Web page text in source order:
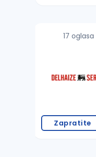
17 oglasa
Zapratite